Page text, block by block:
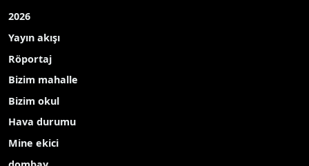
2026
Yayın akışı
Röportaj
Bizim mahalle
Bizim okul
Hava durumu
Mine ekici